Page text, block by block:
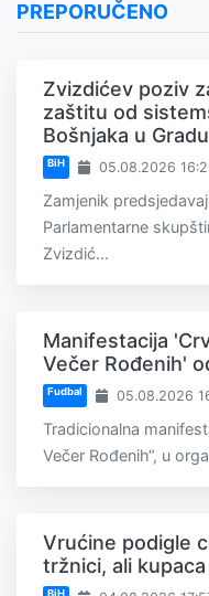
PREPORUČENO
Zvizdićev poziv
zaštitu od
Bošnjaka u
BiH 05.08.2026
Zamjenik
Parlamentarne
Zvizdić...
Manifestacija
Večer Rođenih'
Fudbal 05.08.2026
Tradicionalna
Večer Rođenih“, u
Vrućine podigle
tržnici, ali
BiH